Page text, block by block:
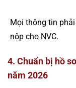
Mọi thông tin phải
nộp cho NVC.
4. Chuẩn bị hồ
năm 2026